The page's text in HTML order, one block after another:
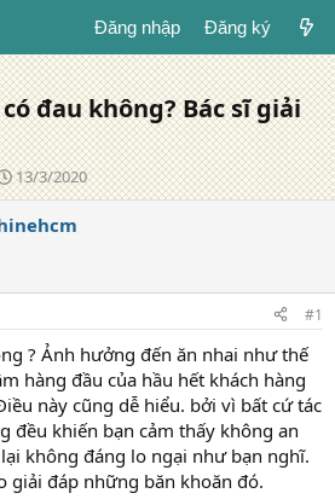
Đăng nhập Đăng ký
đau không? Bác sĩ giải
N
g
à
g
13/3/2020
#1
? Ảnh hưởng đến ăn nhai như thế
hàng đầu của hầu hết khách hàng
này cũng dễ hiểu. bởi vì bất cứ tác
đều khiến bạn cảm thấy không an
không đáng lo ngại như bạn nghĩ.
giải đáp những băn khoăn đó.